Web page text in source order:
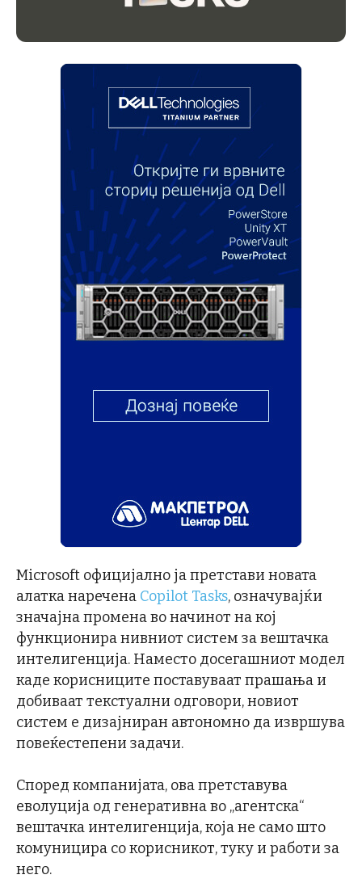
Microsoft официјално ја претстави новата
алатка наречена Copilot Tasks, означувајќи
значајна промена во начинот на кој
функционира нивниот систем за вештачка
интелигенција. Наместо досегашниот модел
каде корисниците поставуваат прашања и
добиваат текстуални одговори, новиот
систем е дизајниран автономно да извршува
повеќестепени задачи.
Според компанијата, ова претставува
еволуција од генеративна во „агентска“
вештачка интелигенција, која не само што
комуницира со корисникот, туку и работи за
него.